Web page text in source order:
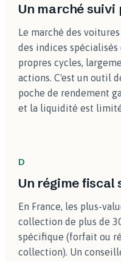
Un marché suivi
Le marché des
des indices spécialisés
propres cycles,
actions. C'est un outil
poche de rendement
et la liquidité est
D
Un régime fiscal
En France, les plus-
collection de plus de
spécifique (forfait ou
collection). Un